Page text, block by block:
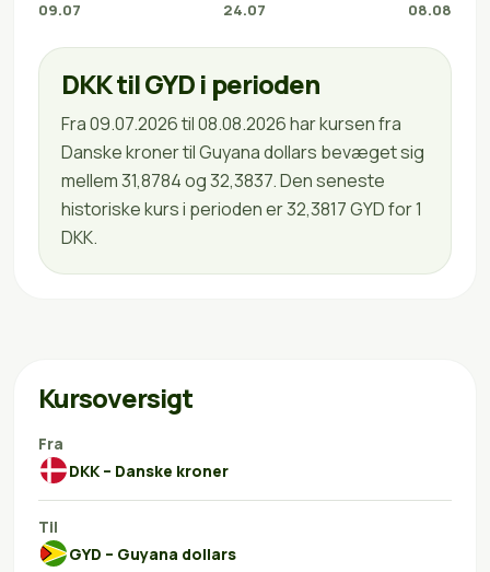
09.07 24.07 08.08
DKK til GYD i perioden
Fra 09.07.2026 til 08.08.2026 har kursen fra
Danske kroner til Guyana dollars bevæget sig
mellem 31,8784 og 32,3837. Den seneste
historiske kurs i perioden er 32,3817 GYD for 1
DKK.
Kursoversigt
Fra
DKK – Danske kroner
Til
GYD – Guyana dollars